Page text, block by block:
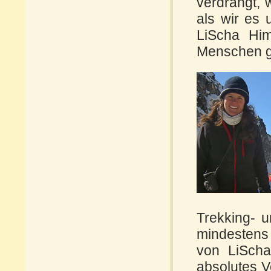
als wir es
LiScha
Menschen
Trekking-
von
absolutes